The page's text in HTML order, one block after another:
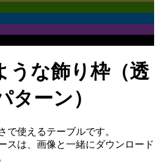
うな飾り枠（透
ターン）
で使えるテーブルです。
スは、画像と一緒にダウンロード